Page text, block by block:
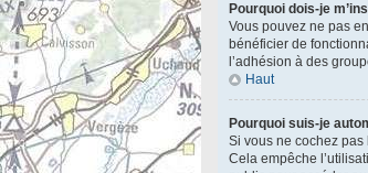
Pourquoi dois-je
Vous pouvez ne pas
bénéficier de
l’adhésion à des
Haut
Pourquoi suis-je
Si vous ne cochez pas
Cela empêche